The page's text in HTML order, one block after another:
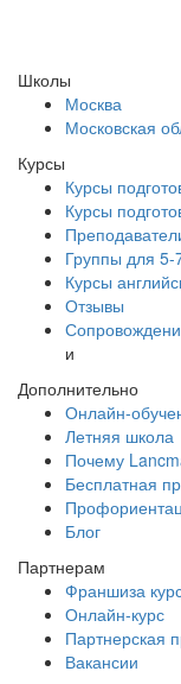
Школы
Москва
Московская
Курсы
Курсы
Курсы
Группы для 5-
Курсы
Отзывы
и
Дополнительно
Онлайн-
Летняя школа
Почему
Бесплатная
Блог
Партнерам
Франшиза
Онлайн-курс
Партнерская
Вакансии